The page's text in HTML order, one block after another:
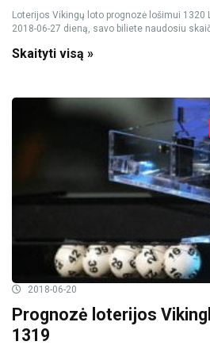
Loterijos Vikingų loto prognozė lošimui 1320
2018-06-27 dieną, savo biliete naudosiu
Skaityti visą »
2018-06-20
Prognozė loterijos
1319